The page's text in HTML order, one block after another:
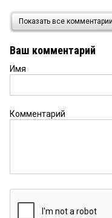
1 мая
Почему я в
Грачу 1 мая
Андрей 1
Северной
Показать все
Ваш комментарий
Имя
Комментарий